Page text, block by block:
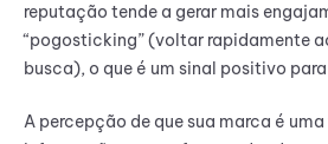
reputação tende a gerar mais
“pogosticking” (voltar rapidamente
busca), o que é um sinal positivo
A percepção de que sua marca é